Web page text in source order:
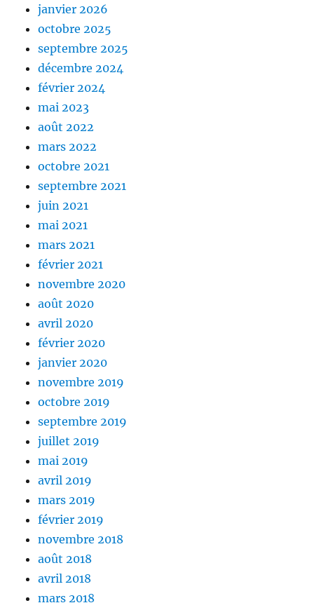
janvier 2026
octobre 2025
septembre 2025
décembre 2024
février 2024
mai 2023
août 2022
mars 2022
octobre 2021
septembre 2021
juin 2021
mai 2021
mars 2021
février 2021
novembre 2020
août 2020
avril 2020
février 2020
janvier 2020
novembre 2019
octobre 2019
septembre 2019
juillet 2019
mai 2019
avril 2019
mars 2019
février 2019
novembre 2018
août 2018
avril 2018
mars 2018